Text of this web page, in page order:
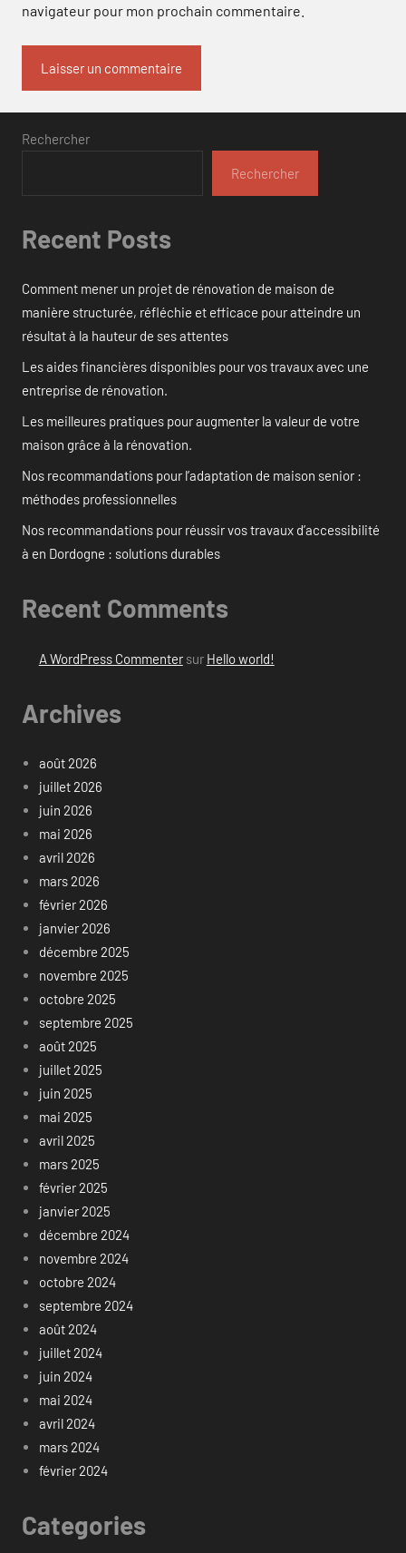
navigateur pour mon prochain commentaire.
Rechercher
Rechercher
Recent Posts
Comment mener un projet de rénovation de maison de
manière structurée, réfléchie et efficace pour atteindre un
résultat à la hauteur de ses attentes
Les aides financières disponibles pour vos travaux avec une
entreprise de rénovation.
Les meilleures pratiques pour augmenter la valeur de votre
maison grâce à la rénovation.
Nos recommandations pour l’adaptation de maison senior :
méthodes professionnelles
Nos recommandations pour réussir vos travaux d’accessibilité
à en Dordogne : solutions durables
Recent Comments
A WordPress Commentersur Hello world!
Archives
août 2026
juillet 2026
juin 2026
mai 2026
avril 2026
mars 2026
février 2026
janvier 2026
décembre 2025
novembre 2025
octobre 2025
septembre 2025
août 2025
juillet 2025
juin 2025
mai 2025
avril 2025
mars 2025
février 2025
janvier 2025
décembre 2024
novembre 2024
octobre 2024
septembre 2024
août 2024
juillet 2024
juin 2024
mai 2024
avril 2024
mars 2024
février 2024
Categories